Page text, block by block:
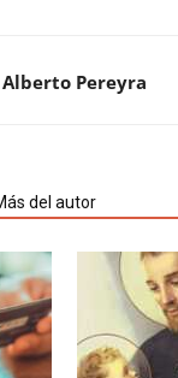
Alberto Pereyra
del autor